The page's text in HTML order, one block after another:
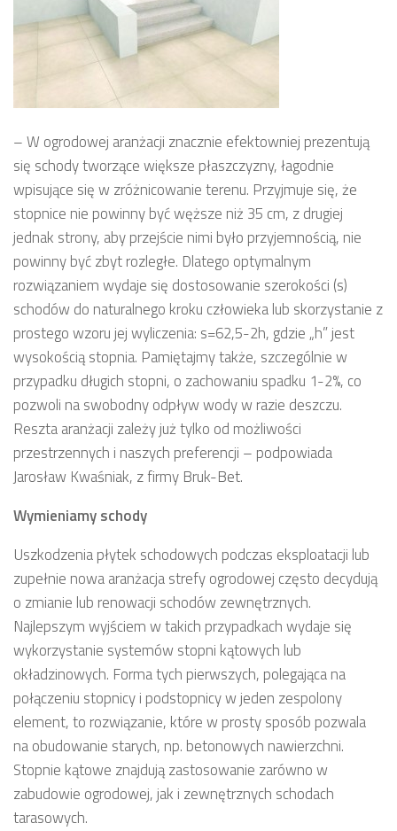
– W ogrodowej aranżacji znacznie efektowniej prezentują
się schody tworzące większe płaszczyzny, łagodnie
wpisujące się w zróżnicowanie terenu. Przyjmuje się, że
stopnice nie powinny być węższe niż 35 cm, z drugiej
jednak strony, aby przejście nimi było przyjemnością, nie
powinny być zbyt rozległe. Dlatego optymalnym
rozwiązaniem wydaje się dostosowanie szerokości (s)
schodów do naturalnego kroku człowieka lub skorzystanie z
prostego wzoru jej wyliczenia: s=62,5-2h, gdzie „h” jest
wysokością stopnia. Pamiętajmy także, szczególnie w
przypadku długich stopni, o zachowaniu spadku 1-2%, co
pozwoli na swobodny odpływ wody w razie deszczu.
Reszta aranżacji zależy już tylko od możliwości
przestrzennych i naszych preferencji – podpowiada
Jarosław Kwaśniak, z firmy Bruk-Bet.
Wymieniamy schody
Uszkodzenia płytek schodowych podczas eksploatacji lub
zupełnie nowa aranżacja strefy ogrodowej często decydują
o zmianie lub renowacji schodów zewnętrznych.
Najlepszym wyjściem w takich przypadkach wydaje się
wykorzystanie systemów stopni kątowych lub
okładzinowych. Forma tych pierwszych, polegająca na
połączeniu stopnicy i podstopnicy w jeden zespolony
element, to rozwiązanie, które w prosty sposób pozwala
na obudowanie starych, np. betonowych nawierzchni.
Stopnie kątowe znajdują zastosowanie zarówno w
zabudowie ogrodowej, jak i zewnętrznych schodach
tarasowych.